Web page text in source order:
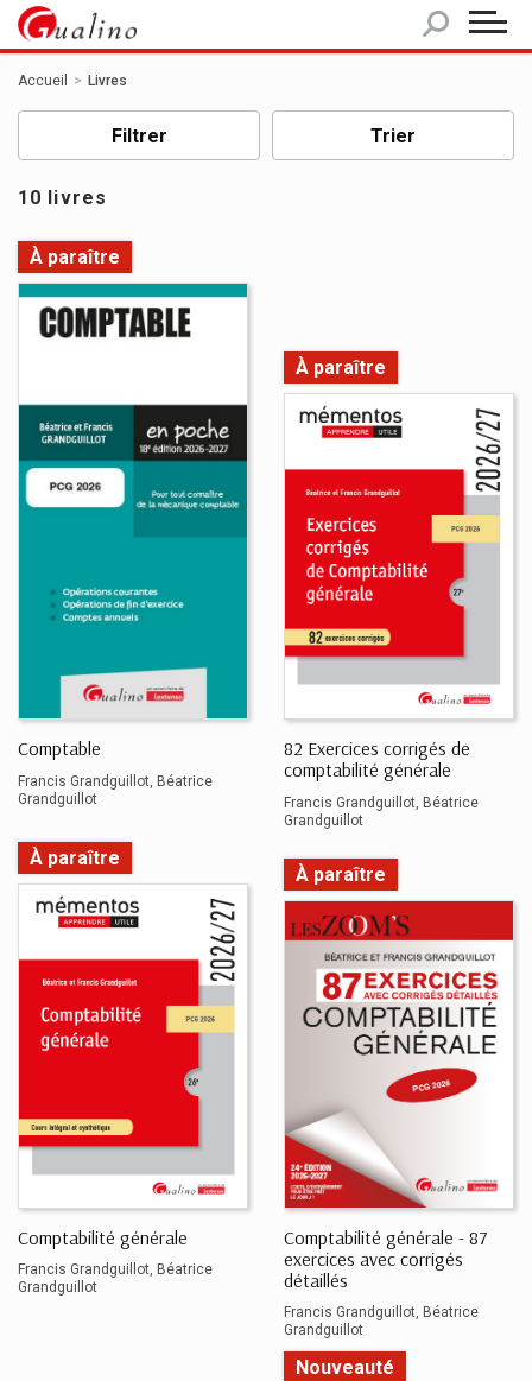
Accueil Livres
Filtrer Trier
10 livres
Comptable
Francis Grandguillot Béatrice
Grandguillot
À paraître
82 Exercices corrigés de
comptabilité générale
Francis Grandguillot Béatrice
Grandguillot
À paraître
Comptabilité générale
Francis Grandguillot Béatrice
Grandguillot
À paraître
Comptabilité générale - 87
exercices avec corrigés
détaillés
Francis Grandguillot Béatrice
Grandguillot
À paraître
Nouveauté
Panneau de gestion des cookies